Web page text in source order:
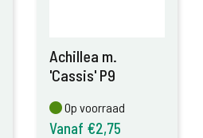
Achillea m.
'Cassis' P9
Op voorraad
Op voorraad
Vanaf €2,75